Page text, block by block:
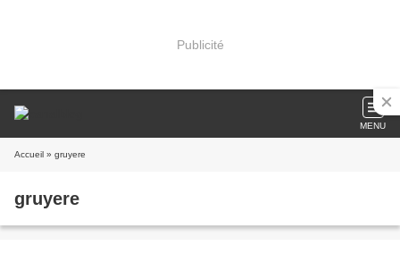
Publicité
MENU
Accueil » gruyere
gruyere